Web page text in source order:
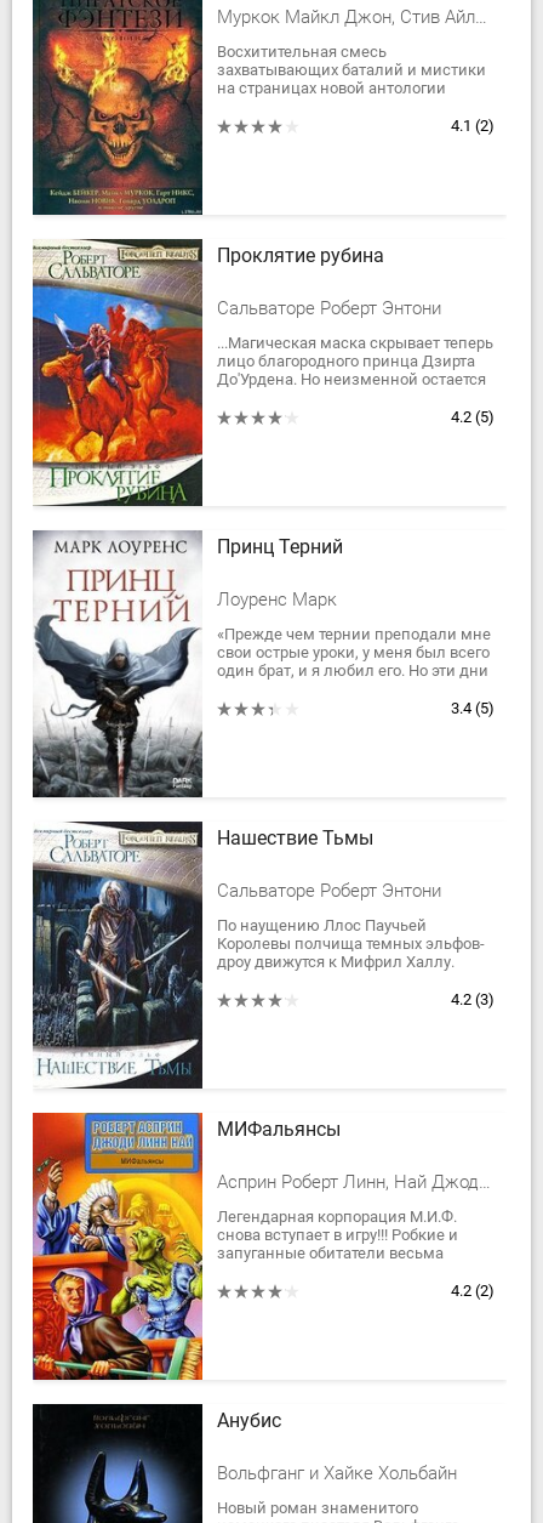
Муркок Майкл Джон, Стив Айлетт, Новик Наоми, Уолдроп Говард, Уильямс Конрад, Вандермеер Джефф, Вандермеер Энн, Бир Элизабет, Монетт Сара, Хьюз Рис, Бейкер Кейдж, Барнхилл Келли, Хов Джастин, Вог Кэрри, Спарроу Кэтрин, Коннелл Брендан, Фрир Дэвид, Флинт Эрик, Бэттейджер Пол, Свирски Рэйчел, Блашке Джеймс Линн, Никс Гарт
Восхитительная смесь
захватывающих баталий и мистики
на страницах новой антологии
русском языке!Мастера с мировым
4.1 (2)
Проклятие рубина
Сальваторе Роберт Энтони
...Магическая маска скрывает теперь
лицо благородного принца Дзирта
До'Урдена. Но неизменной остается
похищении хафлинга Реджиса, 4.2 (5)
Принц Терний
Лоуренс Марк
«Прежде чем тернии преподали мне
свои острые уроки, у меня был всего
один брат, и я любил его. Но эти дни
покоится в усыпальнице моей...3.4 (5)
Нашествие Тьмы
Сальваторе Роберт Энтони
По наущению Ллос Паучьей
Королевы полчища темных эльфов-
дроу движутся к Мифрил Халлу.
Боевому Топору, Восьмому Королю
4.2 (3)
МИФальянсы
Асприн Роберт Линн, Най Джоди Линн
Легендарная корпорация М.И.Ф.
снова вступает в игру!!! Робкие и
запуганные обитатели весьма
коленях молят Скива Великого и его
4.2 (2)
Анубис
Вольфганг и Хайке Хольбайн
Новый роман знаменитого